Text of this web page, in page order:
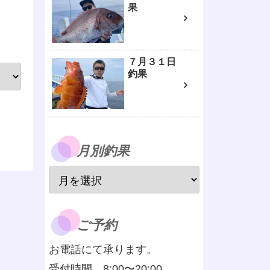
果
７月３１日
釣果
月別釣果
ご予約
お電話にて承ります。